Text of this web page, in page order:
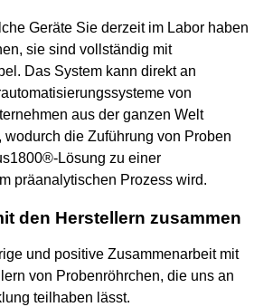
Geräte Sie derzeit im Labor haben
sie sind vollständig mit
Das System kann direkt an
von
aus der ganzen Welt
die Zuführung von Proben
Lösung zu einer
präanalytischen Prozess wird.
den Herstellern zusammen
und positive Zusammenarbeit mit
von Probenröhrchen, die uns an
teilhaben lässt.